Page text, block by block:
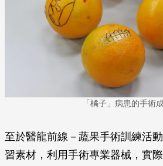
「橘子」病患的手術成
至於醫龍前線－蔬果手術訓練活
習素材，利用手術專業器械，實